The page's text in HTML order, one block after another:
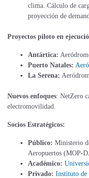
clima. Cálculo de
proyección de
Proyectos piloto en
Antártica:
Puerto Natales:
La Serena:
Nuevos enfoques: NetZero
electromovilidad​​.
Socios Estratégicos:
Público: Ministerio
Aeropuertos (MOP-
Académico:
Privado: Instituto de